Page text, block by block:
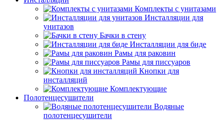
Комплекты с унитазами
Инсталляции для
унитазов
Бачки в стену
Инсталляции для биде
Рамы для раковин
Рамы для писсуаров
Кнопки для
инсталляций
Комплектующие
Полотенцесушители
Водяные
полотенцесушители